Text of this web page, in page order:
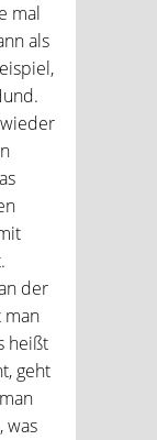
mal
als
der
man
heißt
geht
was